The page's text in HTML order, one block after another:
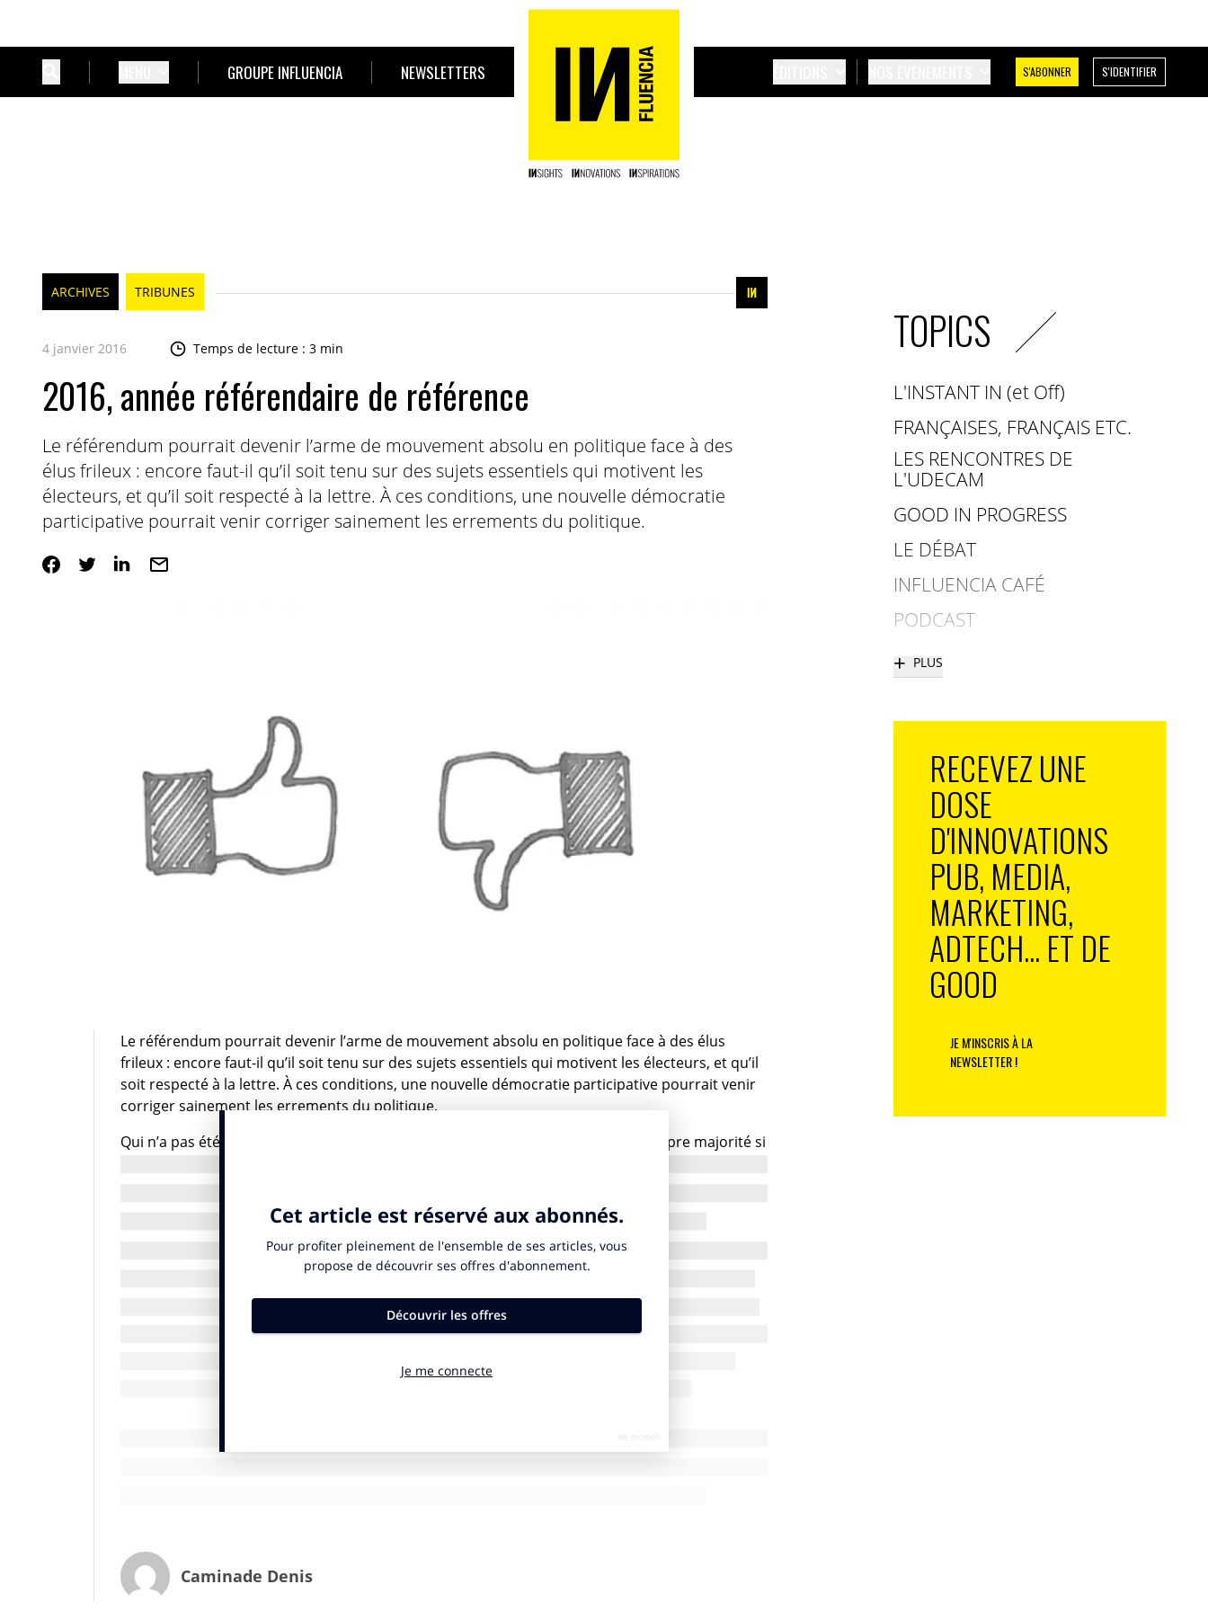
GROUPE INFLUENCIA NEWSLETTERS S'ABONNER S'IDENTIFIER
ARCHIVES TRIBUNES
4 janvier 2016 Temps de lecture : 3 min
2016, année référendaire de référence
Le référendum pourrait devenir l’arme de mouvement absolu en politique face à des
élus frileux : encore faut-il qu’il soit tenu sur des sujets essentiels qui motivent les
électeurs, et qu’il soit respecté à la lettre. À ces conditions, une nouvelle démocratie
participative pourrait venir corriger sainement les errements du politique.
Le référendum pourrait devenir l’arme de mouvement absolu en politique face à des élus
frileux : encore faut-il qu’il soit tenu sur des sujets essentiels qui motivent les électeurs, et qu’il
soit respecté à la lettre. À ces conditions, une nouvelle démocratie participative pourrait venir
corriger sainement les errements du politique.
Qui n’a pas été choqué d’entendre le Président menacer d’un référendum sa propre majorité si
dérive de la fonction présidentielle inacceptable en démocratie alors que le référendum en
France est prévu pour des sujets majeurs touchant directement la vie des Français (la
régionalisation, les institutions ou la Communauté Européenne). En organisant un référendum
sur un tel sujet, la République prendrait le risque de déconsidérer cette forme de participation
un dispositif d’ensemble et non pas sur un détail de la mesure : pour ou contre le dispositif
Les sujets qui intéressent vraiment les Français sont pourtant connus. L’emploi et la réforme
salariale des fonctionnaires et assimilés pourrait permettre un alignement sur le privé contre
la suppression des passe-droits en tout genre (emploi protégé, absence de sanction pour les
Caminade Denis
TOPICS
L'INSTANT IN (et Off)
FRANÇAISES, FRANÇAIS ETC.
LES RENCONTRES DE
L'UDECAM
GOOD IN PROGRESS
LE DÉBAT
INFLUENCIA CAFÉ
PODCAST
+ PLUS
RECEVEZ UNE
DOSE
D'INNOVATIONS
PUB, MEDIA,
MARKETING,
ADTECH... ET DE
GOOD
JE M'INSCRIS À LA
NEWSLETTER !